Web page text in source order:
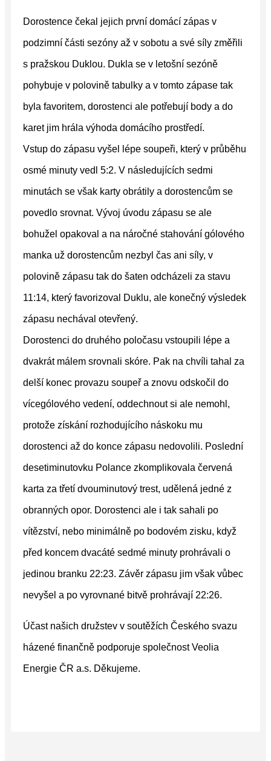
Dorostence čekal jejich první domácí zápas v
podzimní části sezóny až v sobotu a své síly změřili
s pražskou Duklou. Dukla se v letošní sezóně
pohybuje v polovině tabulky a v tomto zápase tak
byla favoritem, dorostenci ale potřebují body a do
karet jim hrála výhoda domácího prostředí.
Vstup do zápasu vyšel lépe soupeři, který v průběhu
osmé minuty vedl 5:2. V následujících sedmi
minutách se však karty obrátily a dorostencům se
povedlo srovnat. Vývoj úvodu zápasu se ale
bohužel opakoval a na náročné stahování gólového
manka už dorostencům nezbyl čas ani síly, v
polovině zápasu tak do šaten odcházeli za stavu
11:14, který favorizoval Duklu, ale konečný výsledek
zápasu nechával otevřený.
Dorostenci do druhého poločasu vstoupili lépe a
dvakrát málem srovnali skóre. Pak na chvíli tahal za
delší konec provazu soupeř a znovu odskočil do
vícególového vedení, oddechnout si ale nemohl,
protože získání rozhodujícího náskoku mu
dorostenci až do konce zápasu nedovolili. Poslední
desetiminutovku Polance zkomplikovala červená
karta za třetí dvouminutový trest, udělená jedné z
obranných opor. Dorostenci ale i tak sahali po
vítězství, nebo minimálně po bodovém zisku, když
před koncem dvacáté sedmé minuty prohrávali o
jedinou branku 22:23. Závěr zápasu jim však vůbec
nevyšel a po vyrovnané bitvě prohrávají 22:26.
Účast našich družstev v soutěžích Českého svazu
házené finančně podporuje společnost Veolia
Energie ČR a.s. Děkujeme.